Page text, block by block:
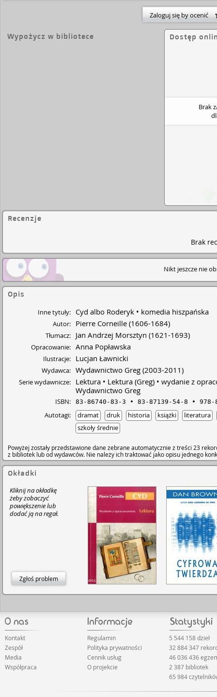
Zaloguj się by ocenić
Wypożycz w bibliotece Dostęp
Brak
Recenzje
Brak
Nikt jeszcze nie
Opis
Inne tytuły: Cyd albo Roderyk komedia hiszpańska
Autor: Pierre Corneille (1606-1684)
Tłumacz: Jan Andrzej Morsztyn (1621-1693)
Opracowanie: Anna Popławska
Ilustracje: Lucjan Ławnicki
Wydawca: Wydawnictwo Greg (2003-2011)
Serie wydawnicze: Lektura Lektura (Greg)
wydanie z
Wydawnictwo Greg
ISBN: 83-86740-83-3 83-87139-54-8 978-
Autotagi: dramat druk historia książki
literatura
szkoły średnie
Powyżej zostały przedstawione dane zebrane automatycznie z treści 23
z bibliotek lub od wydawców. Nie należy ich traktować jako opisu jednego
Okładki
Kliknij na okładkę
żeby zobaczyć
powiększenie lub
dodać ją na regał.
Zgłoś problem
Kontakt
Zespół
Media
Współpraca
Regulamin
Polityka prywatności
Cennik usług
O projekcie
5 544 158 dzieł
32 884 347
46 036 436
2 387 bibliotek
65 984